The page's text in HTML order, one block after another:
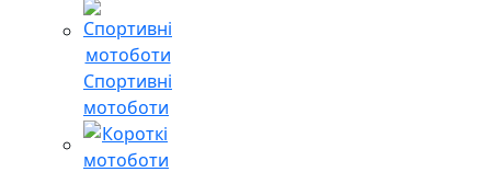
Спортивні
мотоботи